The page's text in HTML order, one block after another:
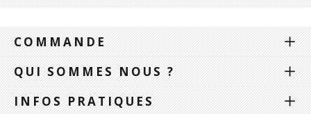
COMMANDE
QUI SOMMES NOUS ?
INFOS PRATIQUES